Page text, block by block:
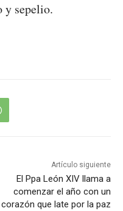
y sepelio.
Artículo siguiente
El Ppa León XIV llama a
comenzar el año con un
corazón que late por la paz